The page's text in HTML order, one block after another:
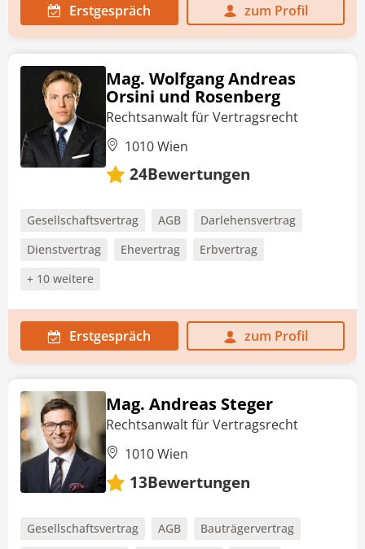
Erstgespräch zum Profil
Mag. Wolfgang Andreas
Orsini und Rosenberg
Rechtsanwalt für Vertragsrecht
1010 Wien
24Bewertungen
Gesellschaftsvertrag AGB
Darlehensvertrag
Dienstvertrag
Ehevertrag
Erbvertrag
+ 10 weitere
Erstgespräch zum Profil
Mag. Andreas Steger
Rechtsanwalt für Vertragsrecht
1010 Wien
13Bewertungen
Gesellschaftsvertrag AGB
Bauträgervertrag